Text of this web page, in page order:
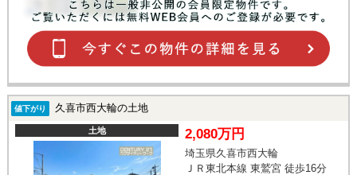
値下がり 久喜市西大輪の土地
土地 2,080万円
埼玉県久喜市西大輪
ＪＲ東北本線 東鷲宮 徒歩16分